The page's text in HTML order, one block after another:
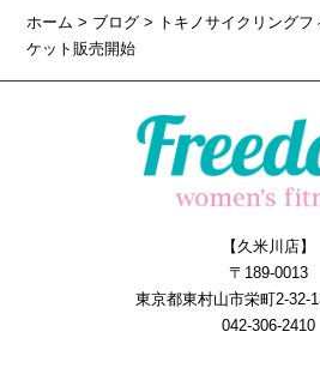
ホーム> ブログ > トキノサイクリングフ
ケット販売開始
【久米川店】
〒189-0013
東京都東村山市栄町2-32-
042-306-2410